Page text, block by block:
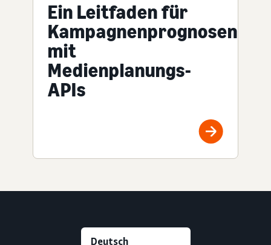
Ein Leitfaden für
Kampagnenprognosen
mit
Medienplanungs-
APIs